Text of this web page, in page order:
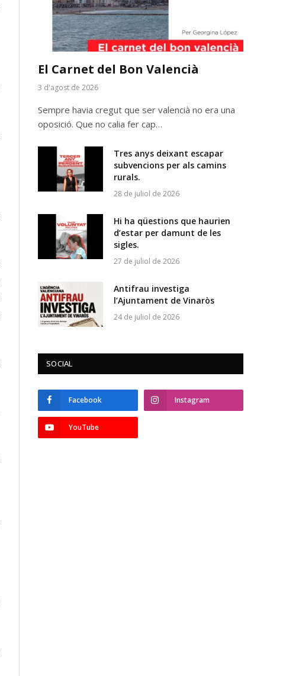
El Carnet del Bon Valencià
3 d'agost de 2026
Sempre havia cregut que ser valencià no era una
oposició. Que no calia fer cap…
Tres anys deixant escapar
subvencions per als camins
rurals.
28 de juliol de 2026
Hi ha qüestions que haurien
d’estar per damunt de les
sigles.
27 de juliol de 2026
Antifrau investiga
l’Ajuntament de Vinaròs
24 de juliol de 2026
SOCIAL
Facebook Instagram
YouTube